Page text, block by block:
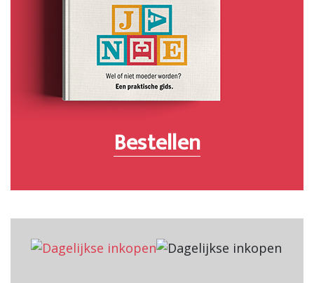
Bestellen